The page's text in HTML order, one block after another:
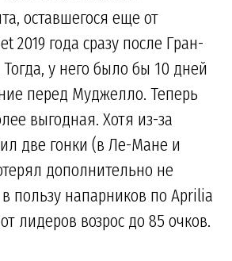
оставшегося еще от
2019 года сразу после Гран-
у него было бы 10 дней
перед Муджелло. Теперь
выгодная. Хотя из-за
две гонки (в Ле-Мане и
дополнительно не
пользу напарников по Aprilia
лидеров возрос до 85 очков.